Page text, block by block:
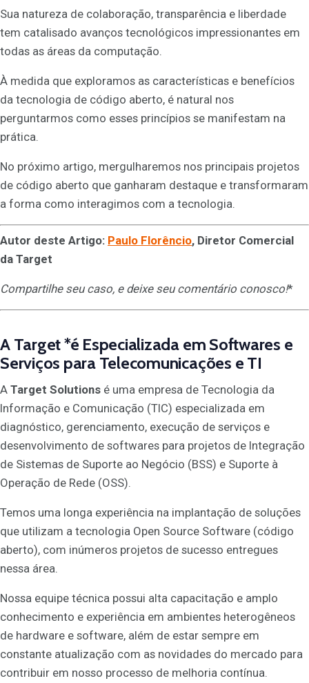
Sua natureza de colaboração, transparência e liberdade
tem catalisado avanços tecnológicos impressionantes em
todas as áreas da computação.
À medida que exploramos as características e benefícios
da tecnologia de código aberto, é natural nos
perguntarmos como esses princípios se manifestam na
prática.
No próximo artigo, mergulharemos nos principais projetos
de código aberto que ganharam destaque e transformaram
a forma como interagimos com a tecnologia.
Autor deste Artigo: Paulo Florêncio, Diretor Comercial
da Target
Compartilhe seu caso, e deixe seu comentário conosco!*
A Target*é Especializada em Softwares e
Serviços para Telecomunicações e TI
A Target Solutions é uma empresa de Tecnologia da
Informação e Comunicação (TIC) especializada em
diagnóstico, gerenciamento, execução de serviços e
desenvolvimento de softwares para projetos de Integração
de Sistemas de Suporte ao Negócio (BSS) e Suporte à
Operação de Rede (OSS).
Temos uma longa experiência na implantação de soluções
que utilizam a tecnologia Open Source Software (código
aberto), com inúmeros projetos de sucesso entregues
nessa área.
Nossa equipe técnica possui alta capacitação e amplo
conhecimento e experiência em ambientes heterogêneos
de hardware e software, além de estar sempre em
constante atualização com as novidades do mercado para
contribuir em nosso processo de melhoria contínua.